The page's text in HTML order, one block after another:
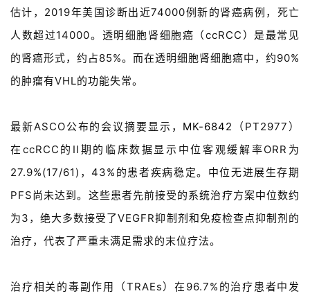
n
l
i
s
联
系
们
估计，2019年美国诊断出近74000例新的肾癌病例，死亡
人数超过14000。透明细胞肾细胞癌（ccRCC）是最常见
的肾癌形式，约占85%。而在透明细胞肾细胞癌中，约90%
的肿瘤有VHL的功能失常。
最新ASCO公布的会议摘要显示， MK-6842
（PT2977）
在ccRCC的II期的临床数据显示中位客观缓解率ORR为
27.9%(17/61)，43%的患者疾病稳定。中位无进展生存期
PFS尚未达到。这些患者先前接受的系统治疗方案中位数约
为3，绝大多数接受了VEGFR抑制剂和免疫检查点抑制剂的
治疗，代表了严重未满足需求的末位疗法。
治疗相关的毒副作用（TRAEs）在96.7%的治疗患者中发